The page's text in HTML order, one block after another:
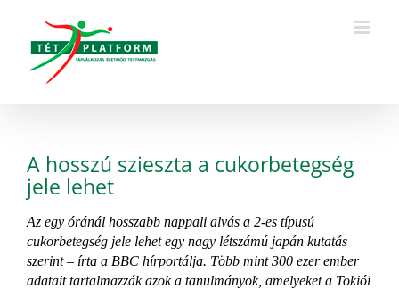
A hosszú szieszta a cukorbetegség
jele lehet
Az egy óránál hosszabb nappali alvás a 2-es típusú
cukorbetegség jele lehet egy nagy létszámú japán kutatás
szerint – írta a BBC hírportálja. Több mint 300 ezer ember
adatait tartalmazzák azok a tanulmányok, amelyeket a Tokiói